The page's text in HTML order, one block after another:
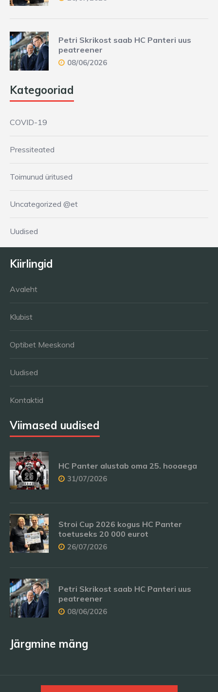
Petri Skrikost saab HC Panteri uus
peatreener
08/06/2026
Kategooriad
COVID-19
Pressiteated
Toimunud üritused
Uncategorized @et
Uudised
Kiirlingid
Avaleht
Klubist
Optibet Meeskond
Uudised
Kontaktid
Viimased uudised
HC Panter alustab oma 25. hooaega
31/07/2026
Stroi Cup 2026 kogus HC Panter
toetuseks 20 000 eurot
26/07/2026
Petri Skrikost saab HC Panteri uus
peatreener
08/06/2026
Järgmine mäng